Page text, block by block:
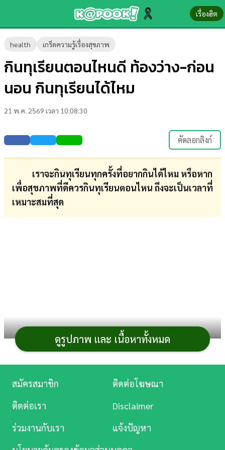
เรื่องฮิต
health เกร็ดความรู้เรื่องสุขภาพ
กินทุเรียนตอนไหนดี ท้องว่าง-ก่อน
นอน กินทุเรียนได้ไหม
21 พ.ค. 2569 เวลา 10:08:30
คัดลอกลิงก์
เราจะกินทุเรียนทุกครั้งที่อยากกินได้ไหม หรือหาก
เพื่อสุขภาพที่ดีควรกินทุเรียนตอนไหน ถึงจะเป็นเวลาที่
เหมาะสมที่สุด
ผลไม้ประจำฤดูอย่างทุเรียนมีให้กินไม่บ่อย พอได้กิน
เลยจัดหนักให้สมกับความคิดถึง อย่างบางคนแทบจะกิน
ทุเรียนทั้งวัน และแม้ทุเรียนจะเป็นผลไม้ที่ให้พลังงานสูงแต่
ประโยชน์ของทุเรียน
ในแง่ของโภชนาการกลับไม่สามารถ
ดี ก่อนนอนกินทุเรียนได้ไหม หรือกินทุเรียนตอนท้องว่างได้
หรือเปล่า คอทุเรียนทั้งหลายมาไขข้อสงสัยกันเถอะ
ดูรูปภาพ และ เนื้อหาทั้งหมด
ข่าว-
ความ
รู้
บันเทิง
ตรวจ
ผล
บอล
สด
บันเทิง
ดู
Music
สมัครสมาชิก
ติดต่อโฆษณา
ติดต่อเรา
Disclaimer
ร่วมงานกับเรา
แจ้งปัญหา